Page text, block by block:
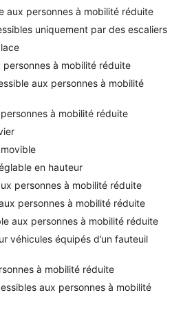
aux personnes à mobilité réduite
uniquement par des escaliers
à mobilité réduite
aux personnes à mobilité
à mobilité réduite
en hauteur
personnes à mobilité réduite
personnes à mobilité réduite
aux personnes à mobilité réduite
véhicules équipés d’un fauteuil
à mobilité réduite
aux personnes à mobilité